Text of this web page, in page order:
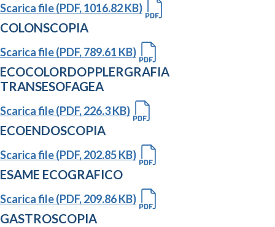
Scarica file (PDF, 1016.82 KB)
COLONSCOPIA
Scarica file (PDF, 789.61 KB)
ECOCOLORDOPPLERGRAFIA
TRANSESOFAGEA
Scarica file (PDF, 226.3 KB)
ECOENDOSCOPIA
Scarica file (PDF, 202.85 KB)
ESAME ECOGRAFICO
Scarica file (PDF, 209.86 KB)
GASTROSCOPIA